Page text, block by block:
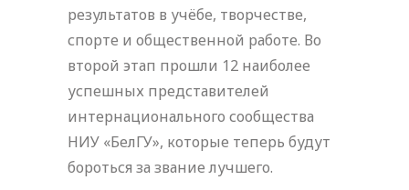
результатов в учёбе, творчестве,
спорте и общественной работе. Во
второй этап прошли 12 наиболее
успешных представителей
интернационального сообщества
НИУ «БелГУ», которые теперь будут
бороться за звание лучшего.